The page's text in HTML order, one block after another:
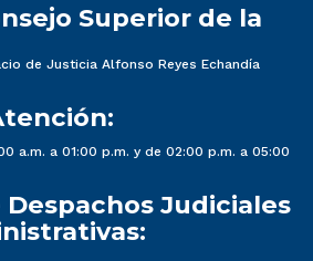
Superior de la
de Justicia Alfonso Reyes Echandía
a.m. a 01:00 p.m. y de 02:00 p.m. a 05:00
Judiciales